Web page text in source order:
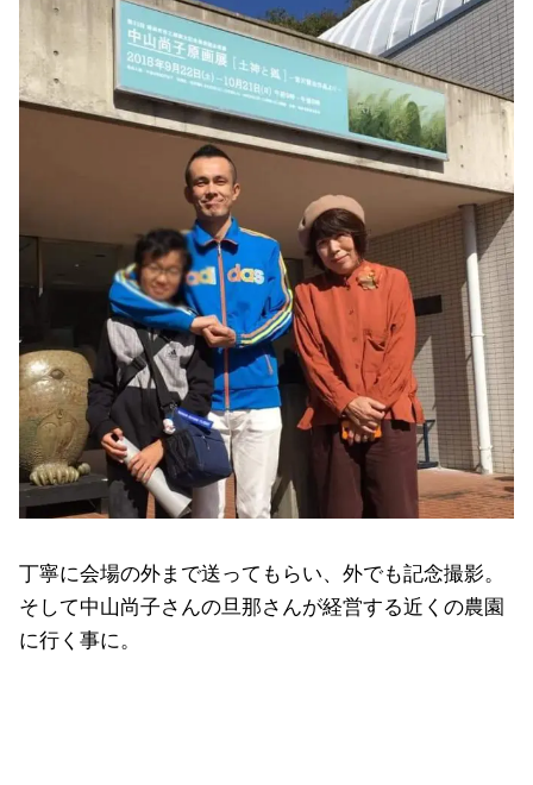
丁寧に会場の外まで送ってもらい、外でも記念撮影。
そして中山尚子さんの旦那さんが経営する近くの農園
に行く事に。